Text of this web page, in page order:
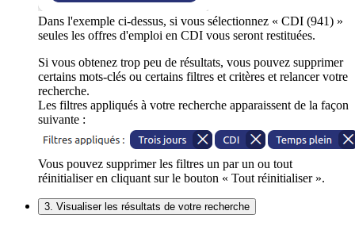
Dans l'exemple ci-dessus, si vous sélectionnez « CDI (941) »
seules les offres d'emploi en CDI vous seront restituées.
Si vous obtenez trop peu de résultats, vous pouvez supprimer
certains mots-clés ou certains filtres et critères et relancer votre
recherche.
Les filtres appliqués à votre recherche apparaissent de la façon
suivante :
Vous pouvez supprimer les filtres un par un ou tout
réinitialiser en cliquant sur le bouton « Tout réinitialiser ».
3. Visualiser les résultats de votre recherche